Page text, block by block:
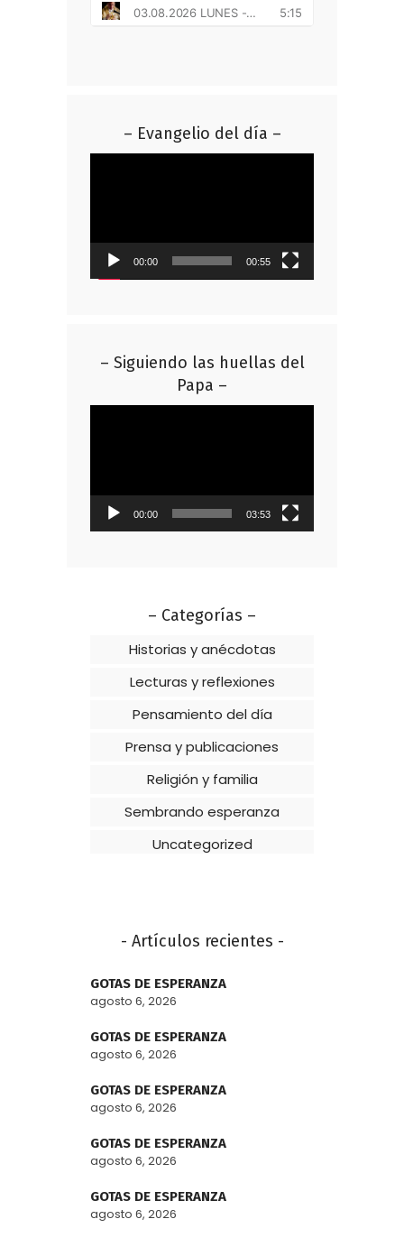
– Evangelio del día –
00:00 00:55
– Siguiendo las huellas del
Papa –
00:00 03:53
– Categorías –
Historias y anécdotas
Lecturas y reflexiones
Pensamiento del día
Prensa y publicaciones
Religión y familia
Sembrando esperanza
Uncategorized
- Artículos recientes -
GOTAS DE ESPERANZA
agosto 6, 2026
GOTAS DE ESPERANZA
agosto 6, 2026
GOTAS DE ESPERANZA
agosto 6, 2026
GOTAS DE ESPERANZA
agosto 6, 2026
GOTAS DE ESPERANZA
agosto 6, 2026